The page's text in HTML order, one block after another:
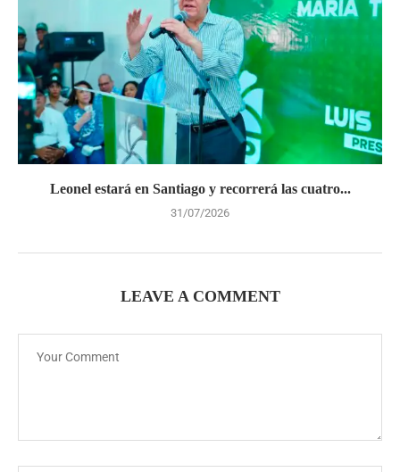
Leonel estará en Santiago y recorrerá las cuatro...
31/07/2026
LEAVE A COMMENT